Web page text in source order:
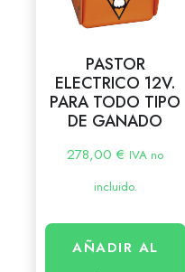
PASTOR
ELECTRICO 12V.
PARA TODO TIPO
DE GANADO
278,00€ IVA no
incluido.
AÑADIR AL